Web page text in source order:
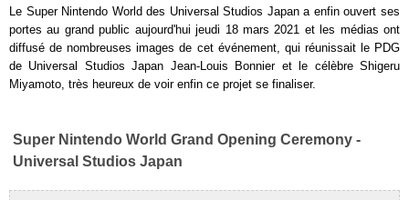
Le Super Nintendo World des Universal Studios Japan a enfin ouvert ses
portes au grand public aujourd'hui jeudi 18 mars 2021 et les médias ont
diffusé de nombreuses images de cet événement, qui réunissait le PDG
de Universal Studios Japan Jean-Louis Bonnier et le célèbre Shigeru
Miyamoto, très heureux de voir enfin ce projet se finaliser.
Super Nintendo World Grand Opening Ceremony -
Universal Studios Japan